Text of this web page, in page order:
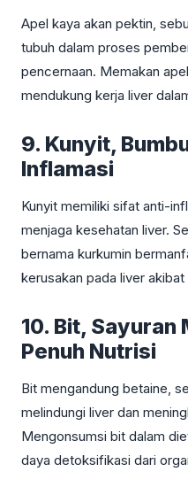
Apel kaya akan pektin,
tubuh dalam proses
pencernaan. Memakan
mendukung kerja liver
9. Kunyit,
Inflamasi
Kunyit memiliki sifat anti-
menjaga kesehatan liver.
bernama kurkumin
kerusakan pada liver
10. Bit, Sayuran
Penuh Nutrisi
Bit mengandung betaine,
melindungi liver dan
Mengonsumsi bit dalam
daya detoksifikasi dari